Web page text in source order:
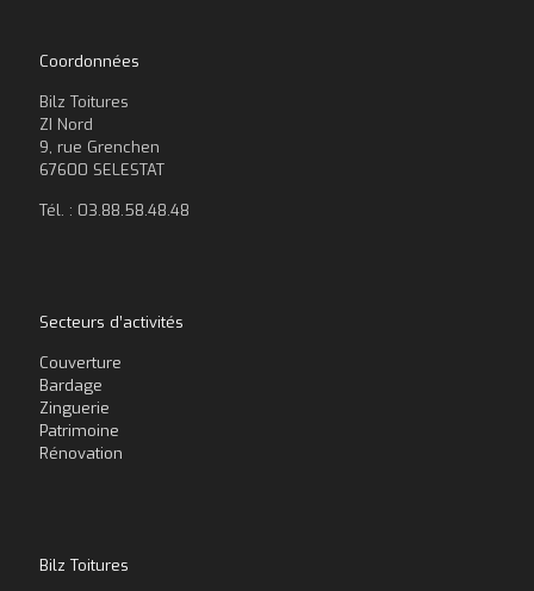
Coordonnées
Bilz Toitures
ZI Nord
9, rue Grenchen
67600 SELESTAT
Tél. : 03.88.58.48.48
Secteurs d’activités
Couverture
Bardage
Zinguerie
Patrimoine
Rénovation
Bilz Toitures